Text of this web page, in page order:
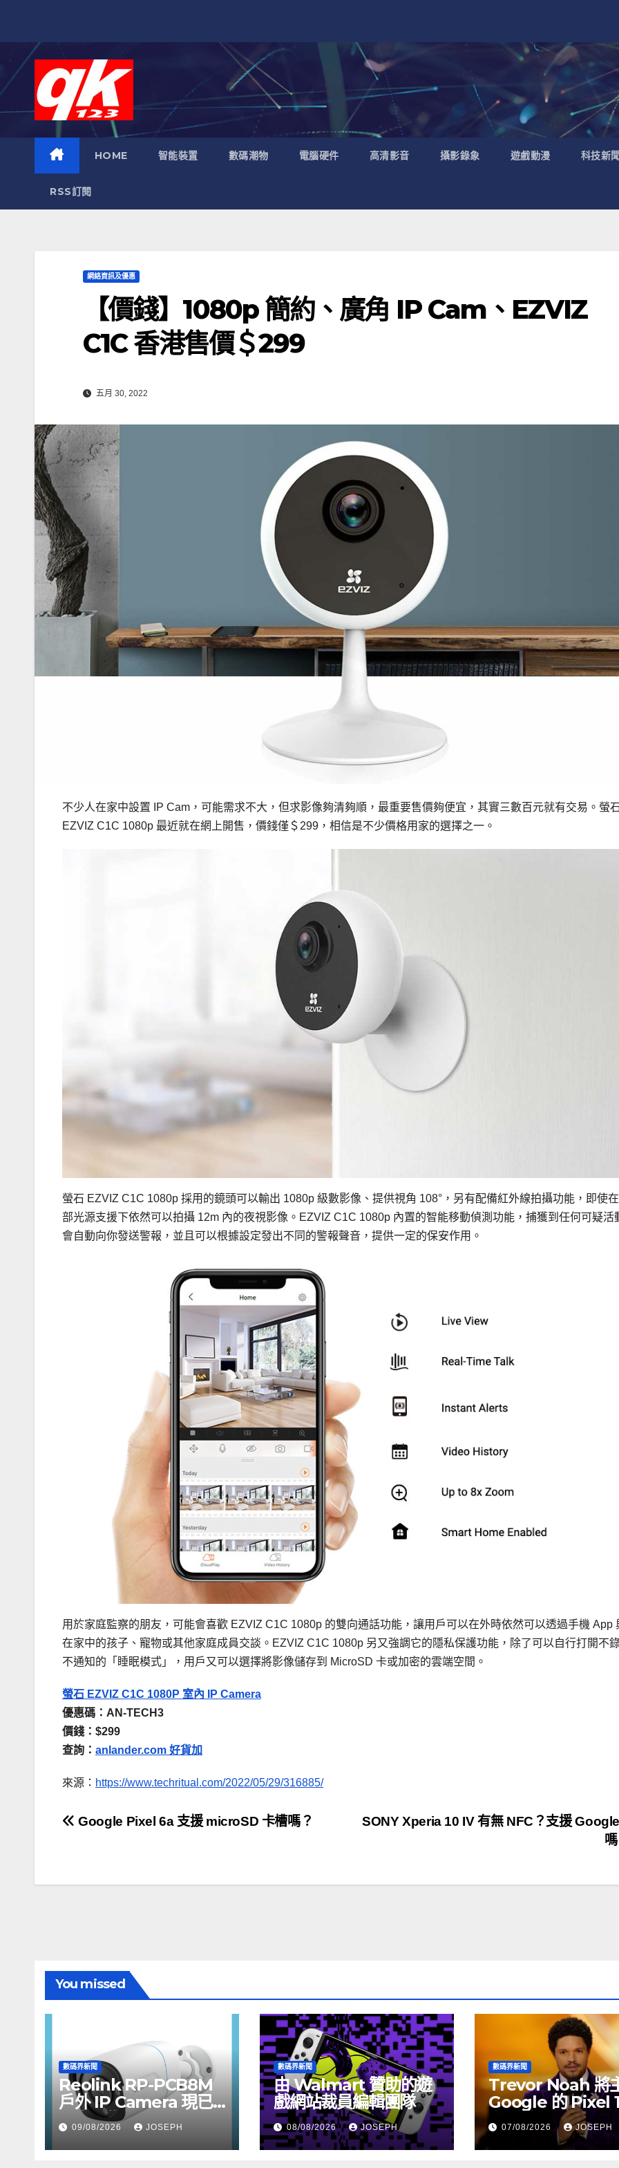
HOME 智能裝置 數碼潮物 電腦硬件 高清影音 攝影錄象 遊戲動漫 科技新
RSS訂閱
網絡資訊及優惠
【價錢】1080p 簡約、廣角 IP Cam、EZVIZ
C1C 香港售價＄299
五月 30, 2022
不少人在家中設置 IP Cam，可能需求不大，但求影像夠清夠順，最重要售價夠便宜，其實三數百元就有交易。螢
EZVIZ C1C 1080p 最近就在網上開售，價錢僅＄299，相信是不少價格用家的選擇之一。
螢石 EZVIZ C1C 1080p 採用的鏡頭可以輸出 1080p 級數影像、提供視角 108°，另有配備紅外線拍攝功能，即使
部光源支援下依然可以拍攝 12m 內的夜視影像。EZVIZ C1C 1080p 內置的智能移動偵測功能，捕獲到任何可疑活
會自動向你發送警報，並且可以根據設定發出不同的警報聲音，提供一定的保安作用。
用於家庭監察的朋友，可能會喜歡 EZVIZ C1C 1080p 的雙向通話功能，讓用戶可以在外時依然可以透過手機 App
在家中的孩子、寵物或其他家庭成員交談。EZVIZ C1C 1080p 另又強調它的隱私保護功能，除了可以自行打開不
不通知的「睡眠模式」，用戶又可以選擇將影像儲存到 MicroSD 卡或加密的雲端空間。
螢石 EZVIZ C1C 1080P 室內 IP Camera
優惠碼：AN-TECH3
價錢：$299
查詢： anlander.com 好貨加
來源： https://www.techritual.com/2022/05/29/316885/
文
導
SONY Xperia 10 IV 有無 NFC？支援
Google Pixel 6a 支援 microSD 卡槽嗎？
You missed
數碼界新聞
Reolink RP-PCB8M
戶外 IP Camera 現已
上市，售價 HK$722
09/08/2026 JOSEPH
數碼界新聞
由 Walmart 贊助的遊
戲網站裁員編輯團隊
08/08/2026 JOSEPH
數碼界新聞
Trevor Noah 將
Google 的 Pixel
介活動
07/08/2026 JOSEPH